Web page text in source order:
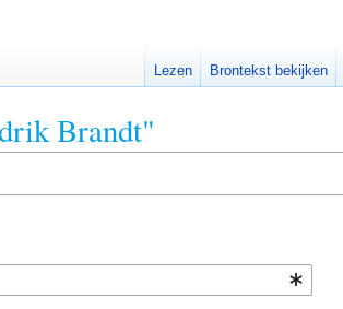
Brandt"
Lezen Brontekst bekijken